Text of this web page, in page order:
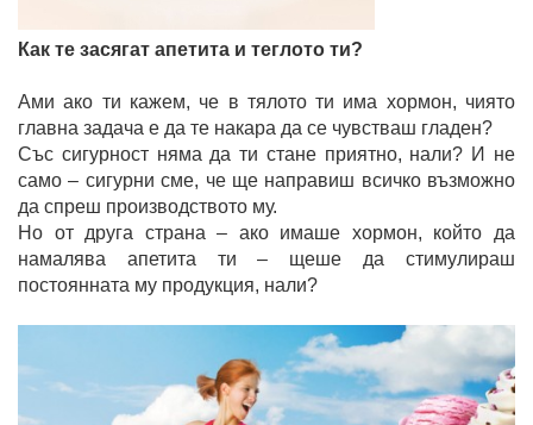
Как те засягат апетита и теглото ти?
Ами ако ти кажем, че в тялото ти има хормон, чиято
главна задача е да те накара да се чувстваш гладен?
Със сигурност няма да ти стане приятно, нали? И не
само – сигурни сме, че ще направиш всичко възможно
да спреш производството му.
Но от друга страна – ако имаше хормон, който да
намалява апетита ти – щеше да стимулираш
постоянната му продукция, нали?